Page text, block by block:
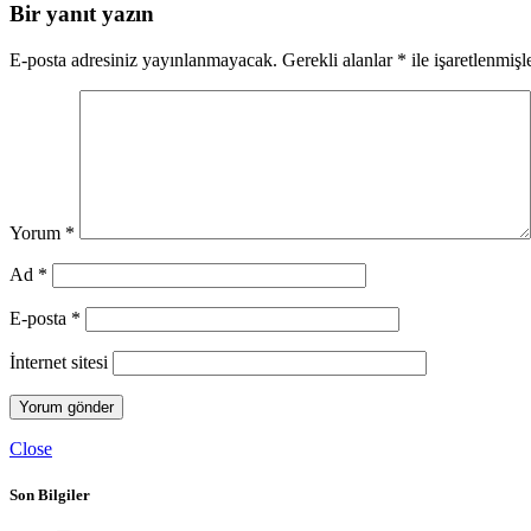
Bir yanıt yazın
E-posta adresiniz yayınlanmayacak. Gerekli alanlar * ile
Yorum *
Ad *
E-posta *
İnternet sitesi
Close
Son Bilgiler